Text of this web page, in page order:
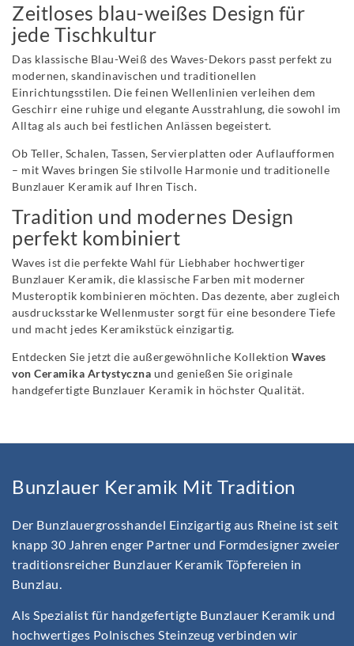
Zeitloses blau-weißes Design für
jede Tischkultur
Das klassische Blau-Weiß des Waves-Dekors passt perfekt zu
modernen, skandinavischen und traditionellen
Einrichtungsstilen. Die feinen Wellenlinien verleihen dem
Geschirr eine ruhige und elegante Ausstrahlung, die sowohl im
Alltag als auch bei festlichen Anlässen begeistert.
Ob Teller, Schalen, Tassen, Servierplatten oder Auflaufformen
– mit Waves bringen Sie stilvolle Harmonie und traditionelle
Bunzlauer Keramik auf Ihren Tisch.
Tradition und modernes Design
perfekt kombiniert
Waves ist die perfekte Wahl für Liebhaber hochwertiger
Bunzlauer Keramik, die klassische Farben mit moderner
Musteroptik kombinieren möchten. Das dezente, aber zugleich
ausdrucksstarke Wellenmuster sorgt für eine besondere Tiefe
und macht jedes Keramikstück einzigartig.
Entdecken Sie jetzt die außergewöhnliche Kollektion Waves
von Ceramika Artystyczna und genießen Sie originale
handgefertigte Bunzlauer Keramik in höchster Qualität.
Bunzlauer Keramik Mit Tradition
Der Bunzlauergrosshandel Einzigartig aus Rheine ist seit
knapp 30 Jahren enger Partner und Formdesigner zweier
traditionsreicher Bunzlauer Keramik Töpfereien in
Bunzlau.
Als Spezialist für handgefertigte Bunzlauer Keramik und
hochwertiges Polnisches Steinzeug verbinden wir